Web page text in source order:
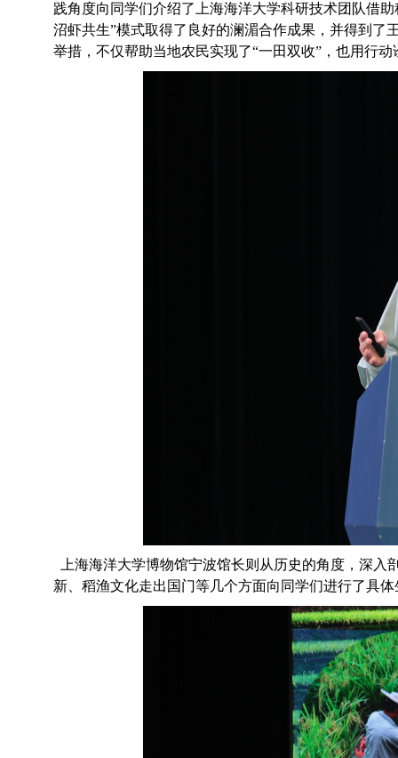
践角度向同学们介绍了 上海海洋大学科研技术团队借助
沼虾共生”模式取得了良好的澜湄合作成果，并得到了
举措，不仅帮助当地农民实现了“一田双收”，也用行
上海海洋大学博物馆宁波馆长则从历史的角度，深入
新、 稻渔文化走出国门等几个方面向同学们进行了具